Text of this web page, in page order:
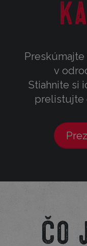
v
Stiahnite si
prelistujte
Čo